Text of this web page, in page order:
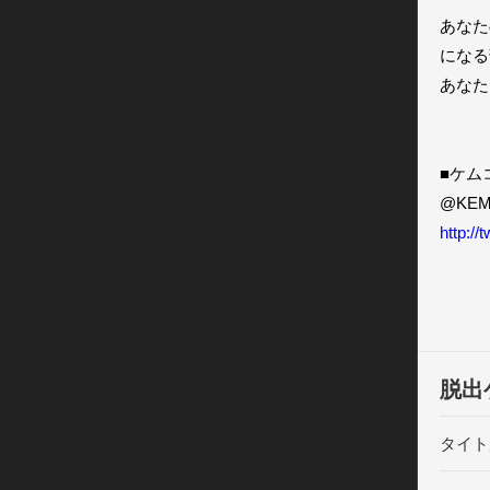
あな
にな
あな
■ケム
http://
http://
脱出
タイ